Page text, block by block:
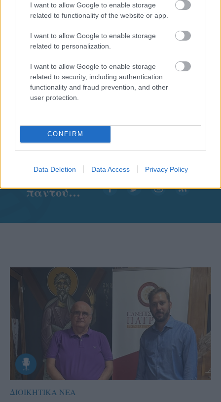
I want to allow Google to enable storage
related to functionality of the website or app.
I want to allow Google to enable storage
related to personalization.
I want to allow Google to enable storage
related to security, including authentication
functionality and fraud prevention, and other
user protection.
CONFIRM
Data Deletion Data Access Privacy Policy
παντού…
ΔΙΟΙΚΗΤΙΚΑ ΝΕΑ